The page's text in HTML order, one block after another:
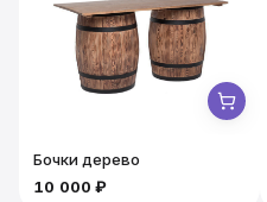
Бочки дерево
10 000 ₽